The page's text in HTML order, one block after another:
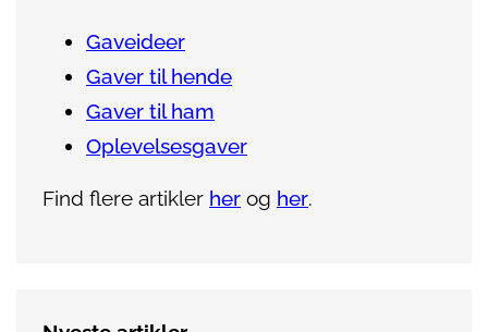
Gaveideer
Gaver til hende
Gaver til ham
Oplevelsesgaver
Find flere artikler her og her.